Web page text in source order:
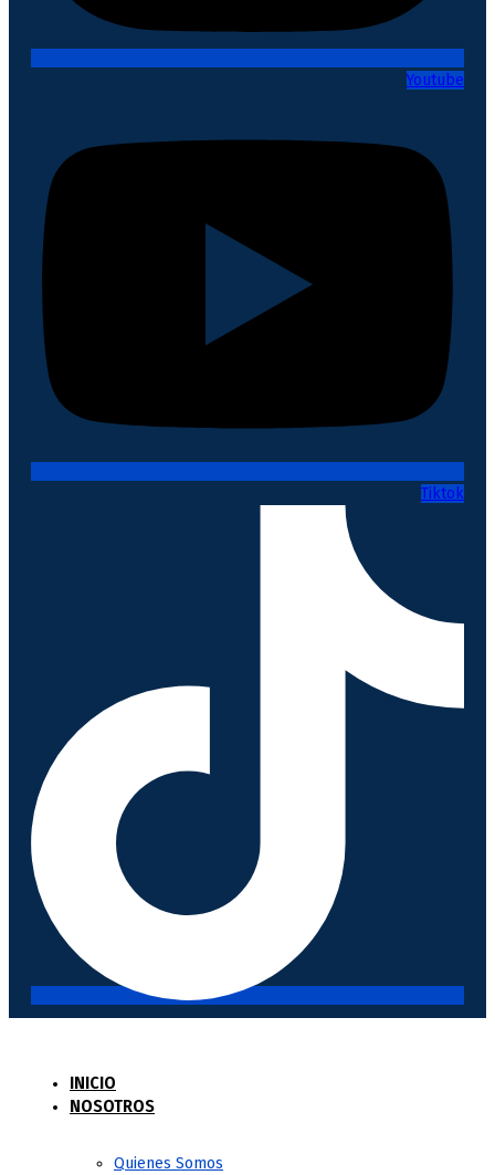
Youtube
Tiktok
INICIO
NOSOTROS
Quienes Somos